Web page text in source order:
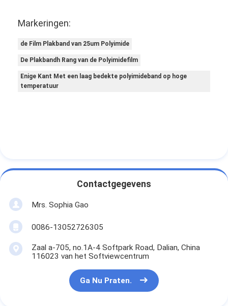
Markeringen:
de Film Plakband van 25um Polyimide
De Plakbandh Rang van de Polyimidefilm
Enige Kant Met een laag bedekte polyimideband op hoge
temperatuur
Contactgegevens
Mrs. Sophia Gao
0086-13052726305
Zaal a-705, no.1A-4 Softpark Road, Dalian, China
116023 van het Softviewcentrum
Ga Nu Praten.